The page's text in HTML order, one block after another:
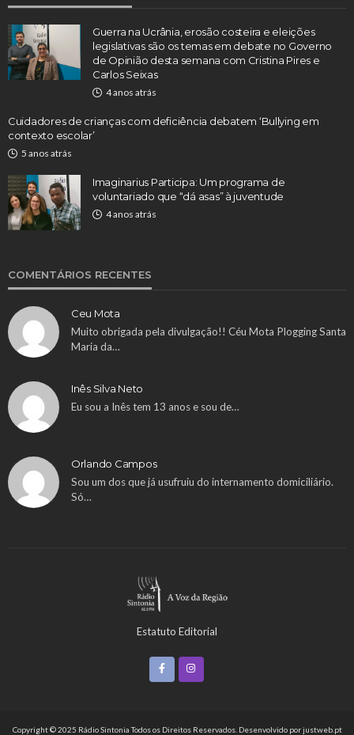
Guerra na Ucrânia, erosão costeira e eleições
legislativas são os temas em debate no Governo
de Opinião desta semana com Cristina Pires e
Carlos Seixas
4 anos atrás
Cuidadores de crianças com deficiência debatem ‘Bullying em
contexto escolar’
5 anos atrás
Imaginarius Participa: Um programa de
voluntariado que “dá asas” à juventude
4 anos atrás
COMENTÁRIOS RECENTES
Ceu Mota
Muito obrigada pela divulgação!! Céu Mota Plogging Santa
Maria da…
Inês Silva Neto
Eu sou a Inês tem 13 anos e sou de…
Orlando Campos
Sou um dos que já usufruiu do internamento domiciliário.
Só…
Estatuto Editorial
Copyright © 2025 Rádio Sintonia Todos os Direitos Reservados. Desenvolvido porjustweb.pt